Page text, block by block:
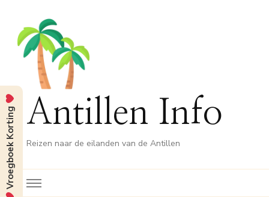
Antillen Info
Reizen naar de eilanden van de Antillen
Vroegboek Korting